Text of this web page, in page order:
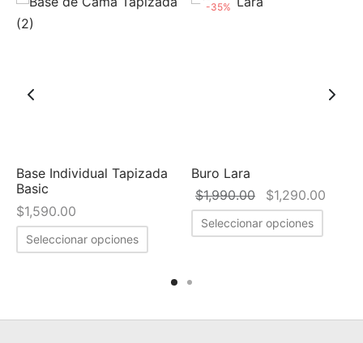
de
Base Individual Tapizada
Basic
$1,590.00
Seleccionar opciones
-35%
Buro Lara
$1,990.00
El precio
original
era:
$1,290.00
Seleccionar opciones